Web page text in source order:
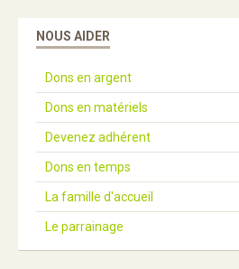
NOUS AIDER
Dons en argent
Dons en matériels
Devenez adhérent
Dons en temps
La famille d'accueil
Le parrainage